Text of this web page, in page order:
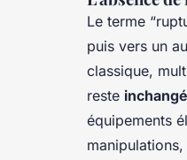
Le terme
puis vers un
classique,
reste
équipements